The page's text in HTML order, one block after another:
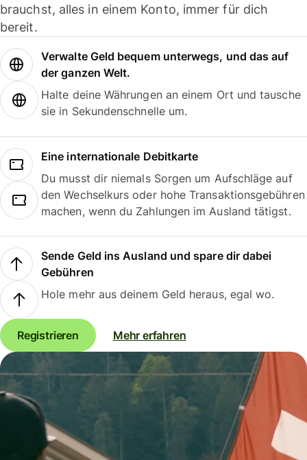
brauchst, alles in einem Konto, immer für dich
bereit.
Verwalte Geld bequem unterwegs, und das auf
der ganzen Welt.
Halte deine Währungen an einem Ort und tausche
sie in Sekundenschnelle um.
Eine internationale Debitkarte
Du musst dir niemals Sorgen um Aufschläge auf
den Wechselkurs oder hohe Transaktionsgebühren
machen, wenn du Zahlungen im Ausland tätigst.
Sende Geld ins Ausland und spare dir dabei
Gebühren
Hole mehr aus deinem Geld heraus, egal wo.
Registrieren Mehr erfahren